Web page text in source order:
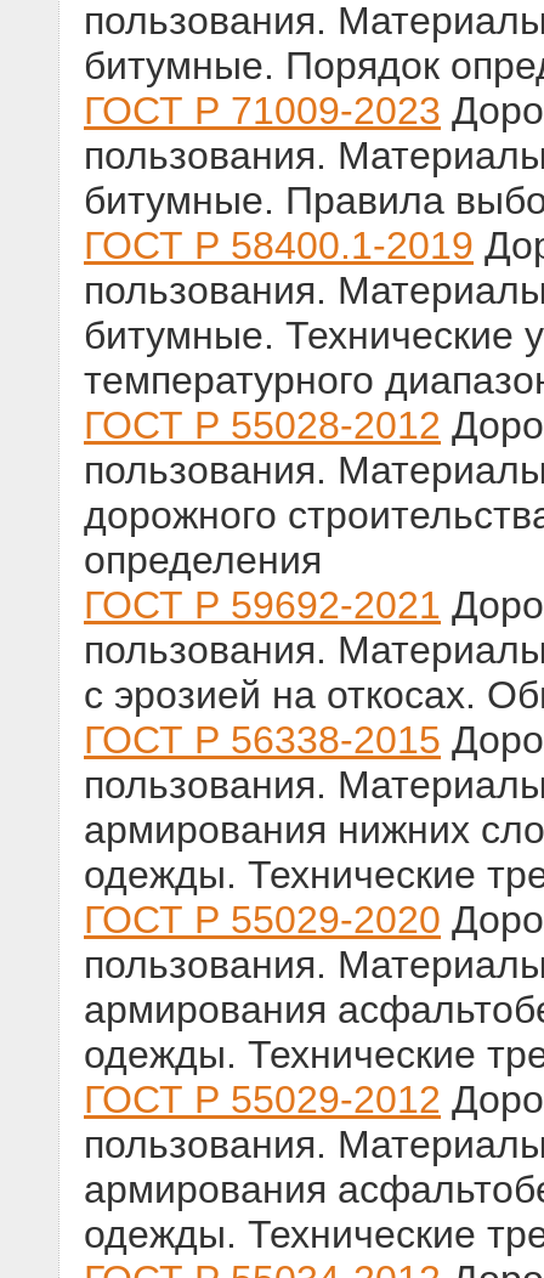
пользования.
битумные. Порядок
ГОСТ Р 71009-2023
пользования.
битумные. Правила
ГОСТ Р 58400.1-2019
пользования.
битумные. Технические
температурного
ГОСТ Р 55028-2012
пользования.
дорожного
определения
ГОСТ Р 59692-2021
пользования.
с эрозией на откосах.
ГОСТ Р 56338-2015
пользования.
армирования нижних
одежды. Технические
ГОСТ Р 55029-2020
пользования.
армирования
одежды. Технические
ГОСТ Р 55029-2012
пользования.
армирования
одежды. Технические